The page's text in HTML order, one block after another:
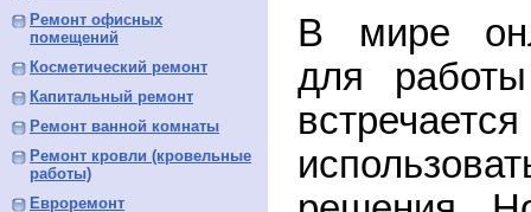
Ремонт офисных
помещений
Косметический ремонт
Капитальный ремонт
Ремонт ванной комнаты
Ремонт кровли (кровельные
работы)
Евроремонт
В мире
для